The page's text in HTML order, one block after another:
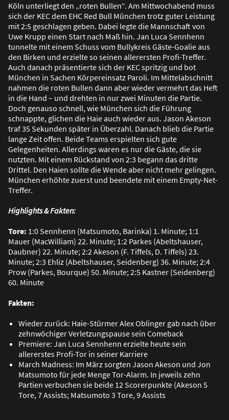
Köln unterliegt den „roten Bullen“. Am Mittwochabend muss
sich der KEC dem EHC Red Bull München trotz guter Leistung
mit 2:5 geschlagen geben. Dabei legte die Mannschaft von
Uwe Krupp einen Start nach Maß hin. Jan Luca Sennhenn
tunnelte mit einem Schuss vom Bullykreis Gäste-Goalie aus
den Birken und erzielte so seinen allerersten Profi-Treffer.
Auch danach präsentierte sich der KEC spritzig und bot
München in Sachen Körpereinsatz Paroli. Im Mittelabschnitt
nahmen die roten Bullen dann aber wieder vermehrt das Heft
in die Hand – und drehten in nur zwei Minuten die Partie.
Doch genauso schnell, wie München sich die Führung
schnappte, glichen die Haie auch wieder aus. Jason Akeson
traf 35 Sekunden später in Überzahl. Danach blieb die Partie
lange Zeit offen. Beide Teams erspielten sich gute
Gelegenheiten. Allerdings waren es nur die Gäste, die sie
nutzten. Mit einem Rückstand von 2:3 begann das dritte
Drittel. Den Haien sollte die Wende aber nicht mehr gelingen.
München erhöhte zuerst und beendete mit einem Empty-Net-
Treffer.
Highlights & Fakten:
Tore: 1:0 Sennhenn (Matsumoto, Barinka) 1. Minute; 1:1
Mauer (MacWilliam) 22. Minute; 1:2 Parkes (Abeltshauser,
Daubner) 22. Minute; 2:2 Akeson (F. Tiffels, D. Tiffels) 23.
Minute; 2:3 Ehliz (Abeltshauser, Seidenberg) 36. Minute; 2:4
Prow (Parkes, Bourque) 50. Minute; 2:5 Kastner (Seidenberg)
60. Minute
Fakten:
Wieder zurück: Haie-Stürmer Alex Oblinger gab nach über
zehnwöchiger Verletzungspause sein Comeback
Premiere: Jan Luca Sennhenn erzielte heute sein
allererstes Profi-Tor in seiner Karriere
March Madness: Im März sorgten Jason Akeson und Jon
Matsumoto für jede Menge Tor-Alarm. In jeweils zehn
Partien verbuchen sie beide 12 Scorerpunkte (Akeson 5
Tore, 7 Assists; Matsumoto 3 Tore, 9 Assists